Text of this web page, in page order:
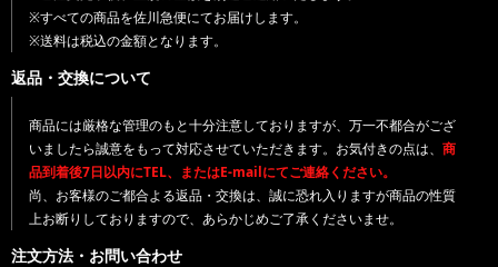
※すべての商品を佐川急便にてお届けします。
※送料は税込の金額となります。
返品・交換について
商品には厳格な管理のもと十分注意しておりますが、万一不都合がござ
いましたら誠意をもって対応させていただきます。お気付きの点は、 商
品到着後7日以内にTEL、またはE-mailにてご連絡ください。
尚、お客様のご都合よる返品・交換は、誠に恐れ入りますが商品の性質
上お断りしておりますので、あらかじめご了承くださいませ。
注文方法・お問い合わせ